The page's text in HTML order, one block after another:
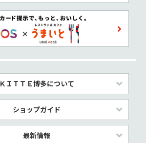
ＫＩＴＴＥ博多について
ショップガイド
最新情報